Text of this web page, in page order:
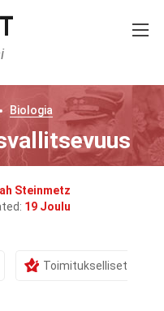
Biologia
Steinmetz
19 Joulu
Toimitukselliset